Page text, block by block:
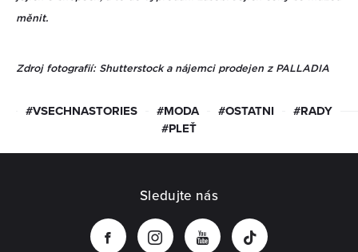
měnit.
Zdroj fotografií: Shutterstock a nájemci prodejen z PALLADIA
#VSECHNASTORIES #MODA #OSTATNI
#RADY
#PLEŤ
Sledujte nás